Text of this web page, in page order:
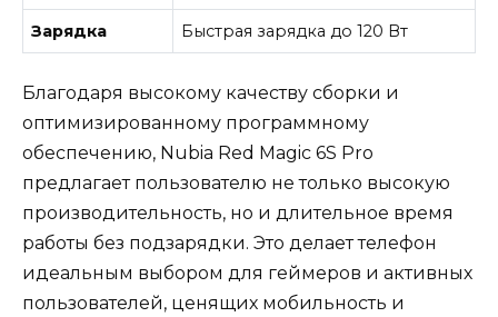
Зарядка Быстрая зарядка до 120 Вт
Благодаря высокому качеству сборки и
оптимизированному программному
обеспечению, Nubia Red Magic 6S Pro
предлагает пользователю не только высокую
производительность, но и длительное время
работы без подзарядки. Это делает телефон
идеальным выбором для геймеров и активных
пользователей, ценящих мобильность и